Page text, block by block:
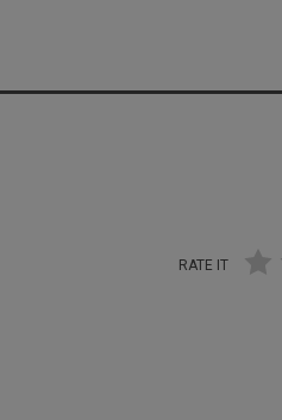
RATE IT